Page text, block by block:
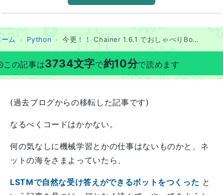
ーム Python 今更！！ Chainer 1.6.1 でおしゃべりBotを作ろう
この記事は3734文字で約10分で読めます
(過去ブログからの移転した記事です)
なるべくコードはかかない。
何の気なしに機械学習とかの仕事はないものかと、ネ
ットの海をさまよっていたら、
LSTMで自然な受け答えができるボットをつくった と